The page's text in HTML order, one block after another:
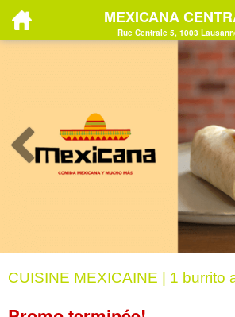
MEXICANA
Rue Centrale 5, 1003
CUISINE MEXICAINE | 1 burrito